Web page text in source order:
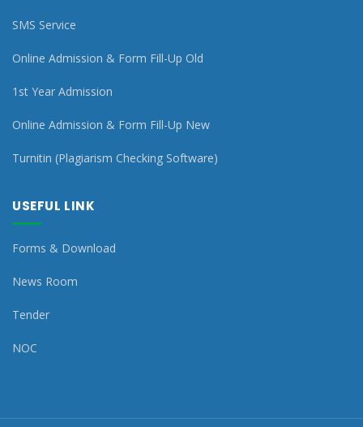
SMS Service
Online Admission & Form Fill-Up Old
1st Year Admission
Online Admission & Form Fill-Up New
Turnitin (Plagiarism Checking Software)
USEFUL LINK
Forms & Download
News Room
Tender
NOC